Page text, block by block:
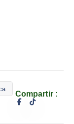
Compartir :